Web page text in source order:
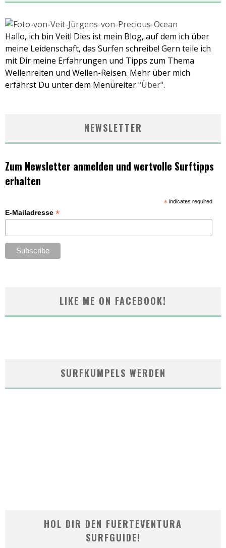
Hallo, ich bin Veit! Dies ist mein Blog, auf dem ich über
meine Leidenschaft, das Surfen schreibe! Gern teile ich
mit Dir meine Erfahrungen und Tipps zum Thema
Wellenreiten und Wellen-Reisen. Mehr über mich
erfährst Du unter dem Menüreiter"Über".
NEWSLETTER
Zum Newsletter anmelden und wertvolle Surftipps
erhalten
*indicates required
E-Mailadresse *
LIKE ME ON FACEBOOK!
SURFKUMPELS WERDEN
HOL DIR DEN FUERTEVENTURA
SURFGUIDE!